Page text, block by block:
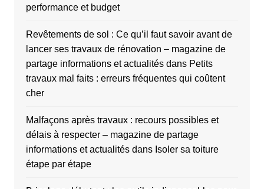
performance et budget
Revêtements de sol : Ce qu’il faut savoir avant de
lancer ses travaux de rénovation – magazine de
partage informations et actualitésdans Petits
travaux mal faits : erreurs fréquentes qui coûtent
cher
Malfaçons après travaux : recours possibles et
délais à respecter – magazine de partage
informations et actualitésdans Isoler sa toiture
étape par étape